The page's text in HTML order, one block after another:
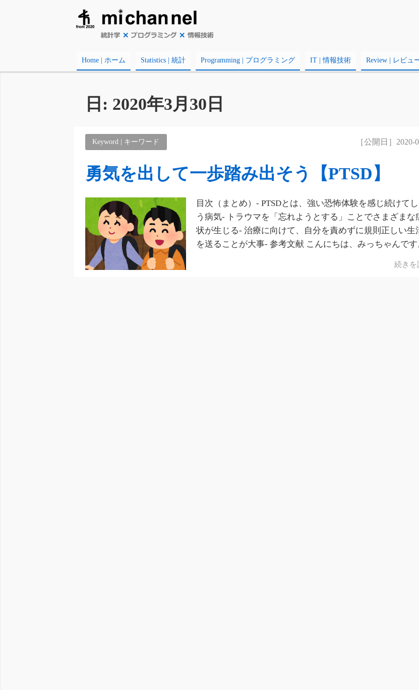
Home | ホーム Statistics | 統計 Programming | プログラミング IT | 情報技術 Review | レビュ
日: 2020年3月30日
Keyword | キーワード ［公開日］2020-
勇気を出して一歩踏み出そう【PTSD】
目次（まとめ）- PTSDとは、強い恐怖体験を感じ続けてし
う病気- トラウマを「忘れようとする」ことでさまざまな
状が生じる- 治療に向けて、自分を責めずに規則正しい生
を送ることが大事- 参考文献 こんにちは、みっちゃんです
続きを